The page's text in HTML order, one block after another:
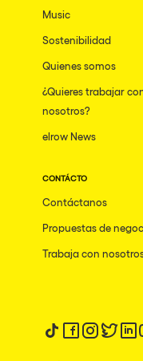
Music
Sostenibilidad
Quienes somos
¿Quieres trabajar
nosotros?
elrow News
CONTÁCTO
Contáctanos
Propuestas de
Trabaja con
Síguenos en
Síguenos en
Síguenos